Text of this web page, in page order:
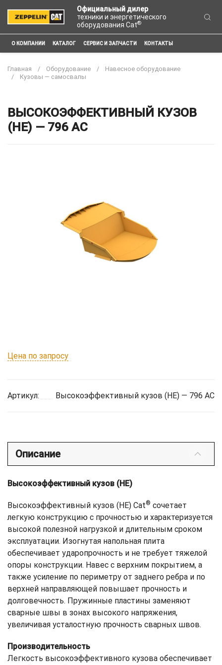
Официальный дилер
техники и энергетического
оборудования Cat®
О КОМПАНИИ КАТАЛОГ СЕРВИС И ЗАПЧАСТИ КОНТАКТЫ
Главная Оборудование
Навесное оборудование
Кузовы — самосвалы
ВЫСОКОЭФФЕКТИВНЫЙ КУЗОВ
(HE) — 796 AC
Цена по запросу
Артикул: Высокоэффективный кузов (HE) — 796 AC
Описание
Высокоэффективный кузов (HE)
Высокоэффективный кузов (HE) Cat® сочетает
легкую конструкцию с прочностью и характеризуется
высокой полезной нагрузкой и длительным сроком
эксплуатации. Изогнутая напольная плита
обеспечивает ударопрочность и не требует тяжелой
опоры конструкции. Навес с верхним покрытием, а
также усиление по периметру от заднего ребра и по
верхней направляющей повышает прочность и
долговечность. Пружинные пластины заменяют
сварные швы в зонах высокого напряжения,
увеличивая усталостную прочность сварных швов.
Производительность
Легкость высокоэффективного кузова обеспечивает